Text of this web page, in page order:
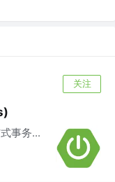
关注
事务...